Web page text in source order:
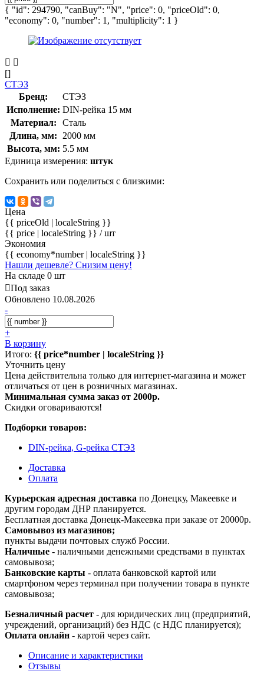
{ "id": 294790, "canBuy": "N", "price": 0, "priceOld": 0,
"economy": 0, "number": 1, "multiplicity": 1 }
[]
СТЭЗ
Бренд:
СТЭЗ
Исполнение: DIN-рейка 15 мм
Материал:
Сталь
Длина, мм:
2000 мм
Высота, мм: 5.5 мм
Единица измерения: штук
Сохранить или поделиться с близкими:
Цена
{{ priceOld | localeString }}
{{ price | localeString }} / шт
Экономия
{{ economy*number | localeString }}
Нашли дешевле? Снизим цену!
На складе 0 шт
Под заказ
Обновлено 10.08.2026
-
+
В корзину
Итого: {{ price*number | localeString }}
Уточнить цену
Цена действительна только для интернет-магазина и может
отличаться от цен в розничных магазинах.
Минимальная сумма заказ от 2000р.
Скидки оговариваются!
Подборки товаров:
DIN-рейка, G-рейка СТЭЗ
Доставка
Оплата
Курьерская адресная доставка по Донецку, Макеевке и
другим городам ДНР планируется.
Бесплатная доставка Донецк-Макеевка при заказе от 20000р.
Самовывоз из магазинов;
пункты выдачи почтовых служб России.
Наличные - наличными денежными средствами в пунктах
самовывоза;
Банковские карты - оплата банковской картой или
смартфоном через терминал при получении товара в пункте
самовывоза;
Безналичный расчет - для юридических лиц (предприятий,
учреждений, организаций) без НДС (с НДС планируется);
Оплата онлайн - картой через сайт.
Описание и характеристики
Отзывы